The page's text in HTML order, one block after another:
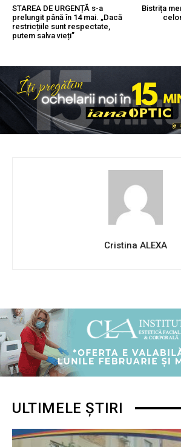
STAREA DE URGENȚĂ s-a
prelungit până în 14 mai. „Dacă
restricțiile sunt respectate,
putem salva vieți”
Bistrița
Cristina ALEXA
ULTIMELE ȘTIRI